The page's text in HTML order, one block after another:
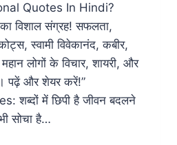
Quotes In Hindi?
विशाल संग्रह! सफलता,
स्वामी विवेकानंद, कबीर,
लोगों के विचार, शायरी, और
पढ़ें और शेयर करें!”
शब्दों में छिपी है जीवन बदलने
सोचा है…